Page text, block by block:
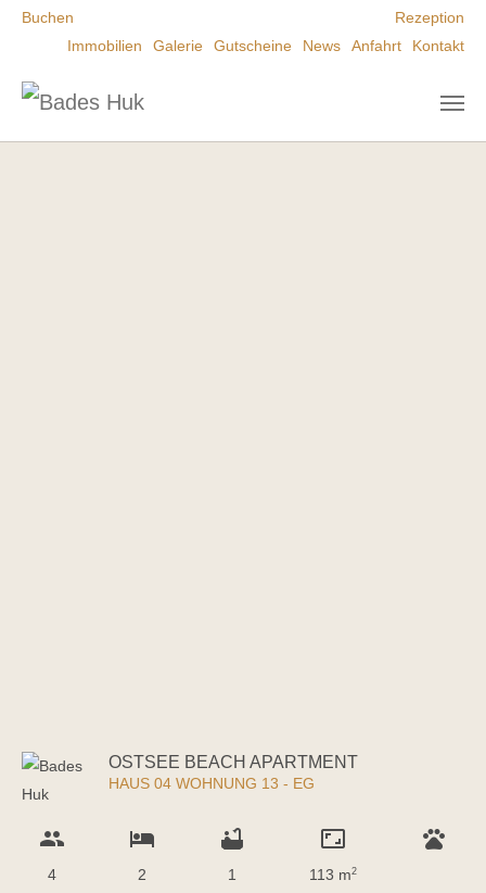
Zum Hauptinhalt springen
Buchen
Rezeption
Immobilien
Galerie Gutscheine News Anfahrt Kontakt
OSTSEE BEACH APARTMENT
HAUS 04 WOHNUNG 13 - EG
group
4
hotel
2
bathtub
1
aspect_ratio
113 m2
pets